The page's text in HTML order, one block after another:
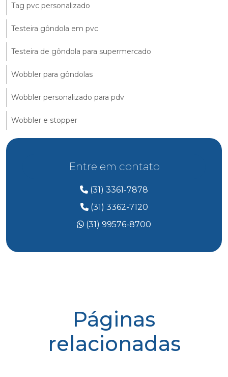
Tag pvc personalizado
Testeira gôndola em pvc
Testeira de gôndola para supermercado
Wobbler para gôndolas
Wobbler personalizado para pdv
Wobbler e stopper
Entre em contato
(31) 3361-7878
(31) 3362-7120
(31) 99576-8700
Páginas
relacionadas